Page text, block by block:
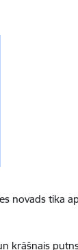
novads tika
krāšņais